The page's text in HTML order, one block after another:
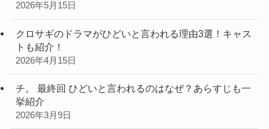
2026年5月15日
クロサギのドラマがひどいと言われる理由3選！キャス
トも紹介！
2026年4月15日
チ。 最終回 ひどいと言われるのはなぜ？あらすじも一
挙紹介
2026年3月9日